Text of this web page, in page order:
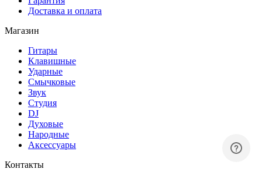
Доставка и оплата
Магазин
Гитары
Клавишные
Ударные
Смычковые
Звук
Студия
DJ
Духовые
Народные
Аксессуары
Контакты